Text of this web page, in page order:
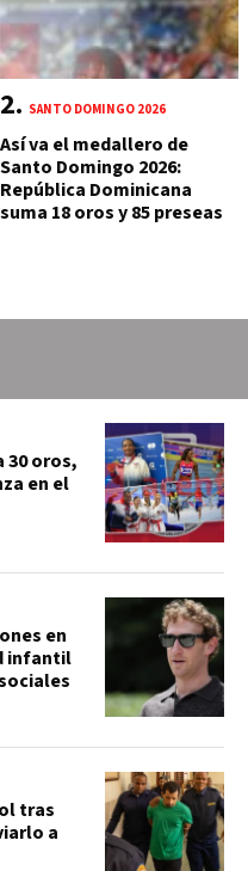
SANTO DOMINGO 2026
Así va el medallero de
Santo Domingo 2026:
República Dominicana
suma 18 oros y 85 preseas
30 oros,
en el
en
infantil
tras
a